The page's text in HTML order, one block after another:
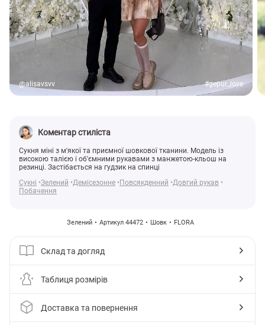
@alisavsvv #gepur_love
Коментар стиліста
Сукня міні з м'якої та приємної шовкової тканини. Модель із
високою талією і об'ємними рукавами з манжетою-кльош на
резинці. Застібається на гудзик на спинці
Сукні Зелений Демісезонне Повсякденний Довгий рукав
Побачення
Зелений Артикул 44472 Шовк FLORA
Склад та догляд
Таблиця розмірів
Доставка та повернення